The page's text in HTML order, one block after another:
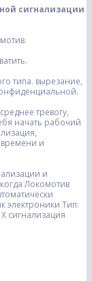
сигнализации
типа. вырезание,
тревогу,
начать рабочий
и
и
Локомотив
электроники Тип:
X сигнализация